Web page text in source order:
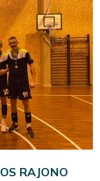
RAJONO